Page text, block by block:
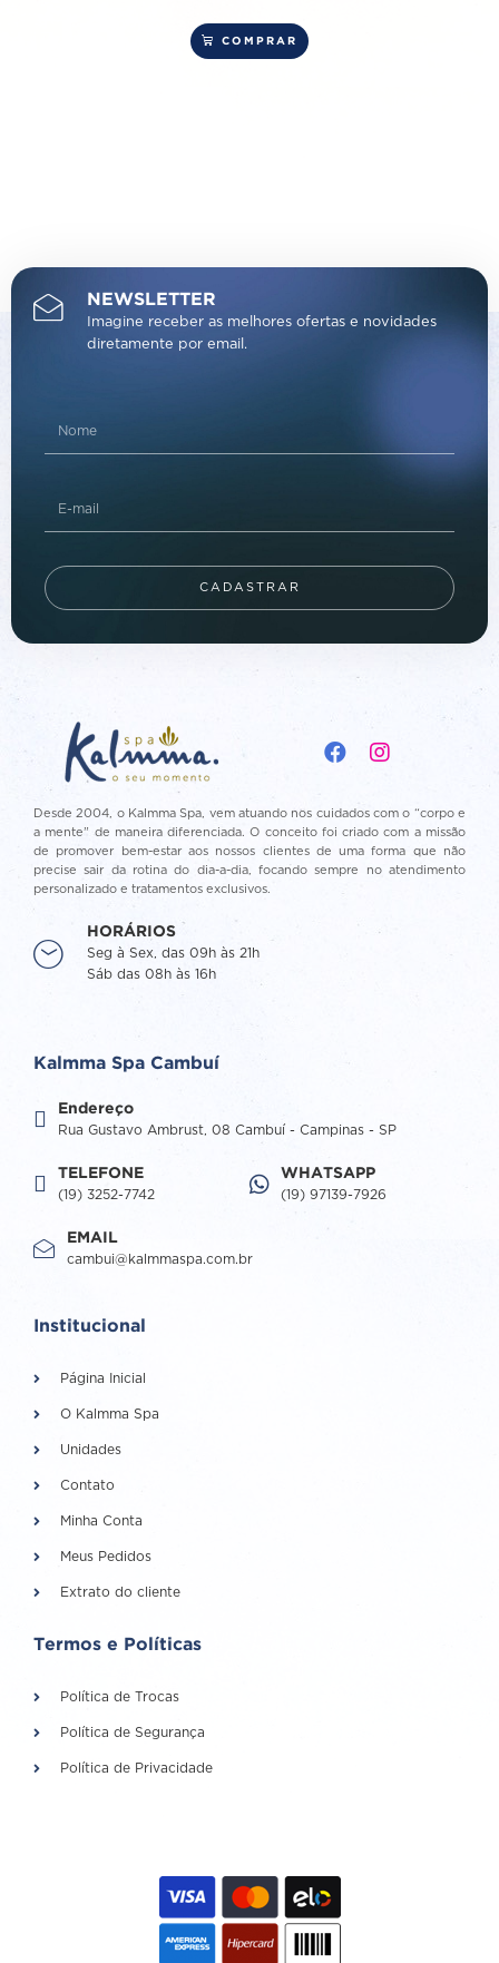
COMPRAR
NEWSLETTER
Imagine receber as melhores ofertas e novidades
diretamente por email.
CADASTRAR
Desde 2004, o Kalmma Spa, vem atuando nos cuidados com o “corpo e
a mente” de maneira diferenciada. O conceito foi criado com a missão
de promover bem-estar aos nossos clientes de uma forma que não
precise sair da rotina do dia-a-dia, focando sempre no atendimento
personalizado e tratamentos exclusivos.
HORÁRIOS
Seg à Sex, das 09h às 21h
Sáb das 08h às 16h
Kalmma Spa Cambuí
Endereço
Rua Gustavo Ambrust, 08 Cambuí - Campinas - SP
TELEFONE
(19) 3252-7742
WHATSAPP
(19) 97139-7926
EMAIL
cambui@kalmmaspa.com.br
Institucional
Página Inicial
O Kalmma Spa
Unidades
Contato
Minha Conta
Meus Pedidos
Extrato do cliente
Termos e Políticas
Política de Trocas
Política de Segurança
Política de Privacidade